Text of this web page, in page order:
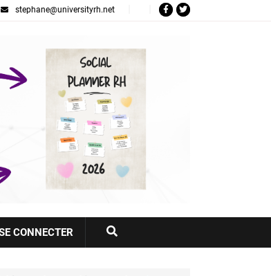
stephane@universityrh.net
CONNECTER